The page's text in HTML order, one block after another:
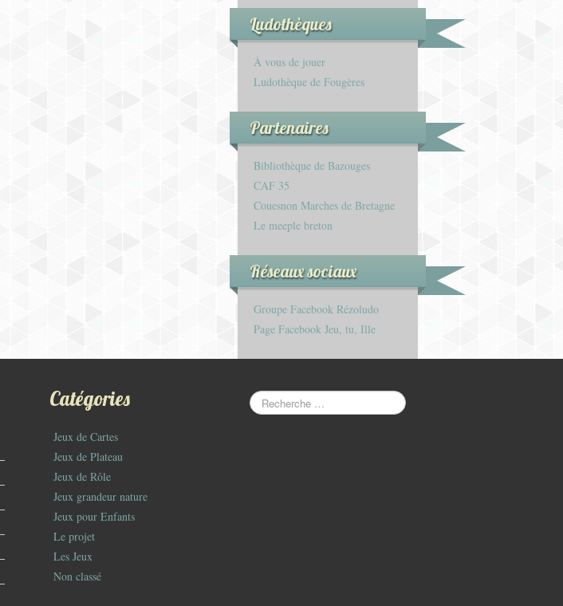
Ludothèques
À vous de jouer
Ludothèque de Fougères
Partenaires
Bibliothèque de Bazouges
CAF 35
Couesnon Marches de Bretagne
Le meeple breton
Réseaux sociaux
Groupe Facebook Rézoludo
Page Facebook Jeu, tu, Ille
Catégories
Jeux de Cartes
Jeux de Plateau
Jeux de Rôle
Jeux grandeur nature
Jeux pour Enfants
Le projet
Les Jeux
Non classé